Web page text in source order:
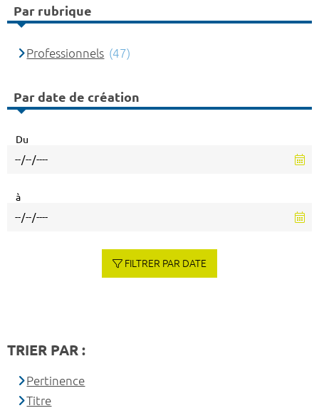
Par rubrique
Professionnels (47)
Par date de création
Du
à
FILTRER PAR DATE
TRIER PAR :
Pertinence
Titre